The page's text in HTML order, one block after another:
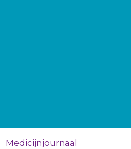
Medicijnjournaal